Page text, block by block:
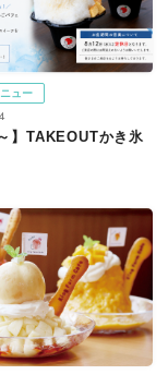
ュー
】TAKEOUTかき氷